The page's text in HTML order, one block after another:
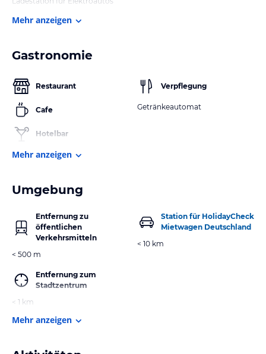
Mehr anzeigen
Gastronomie
Restaurant
Cafe
Hotelbar
Verpflegung
Getränkeautomat
Mehr anzeigen
Umgebung
Entfernung zu
öffentlichen
Verkehrsmitteln
< 500 m
Entfernung zum
Stadtzentrum
< 1 km
Station für HolidayCheck
Mietwagen Deutschland
< 10 km
Mehr anzeigen